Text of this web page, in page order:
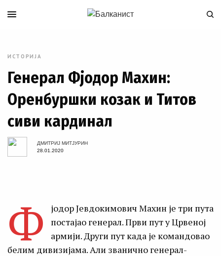
ИСТОРИЈА
Генерал Фјодор Махин:
Оренбуршки козак и Титов
сиви кардинал
ДМИТРИЈ МИТЈУРИН
28.01.2020
Ф
јодор Јевдокимович Махин је три пута
постајао генерал. Први пут у Црвеној
армији. Други пут када је командовао
белим дивизијама. Али званично генерал-